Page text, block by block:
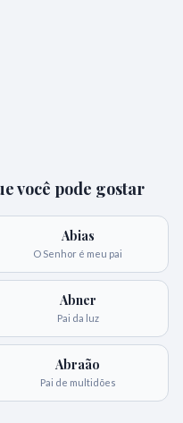
você pode gostar
Abias
O Senhor é meu pai
Abner
Pai da luz
Abraão
Pai de multidões